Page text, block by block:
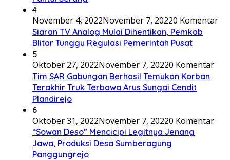
4
November 4, 2022November 7, 20220 Komentar
Siaran TV Analog Mulai Dihentikan, Pemkab
Blitar Tunggu Regulasi Pemerintah Pusat
5
Oktober 27, 2022November 7, 20220 Komentar
Tim SAR Gabungan Berhasil Temukan Korban
Terakhir Truk Terbawa Arus Sungai Cendit
Plandirejo
6
Oktober 31, 2022November 7, 20220 Komentar
“Sowan Deso” Mencicipi Legitnya Jenang
Jawa, Produksi Desa Sumberagung
Panggungrejo